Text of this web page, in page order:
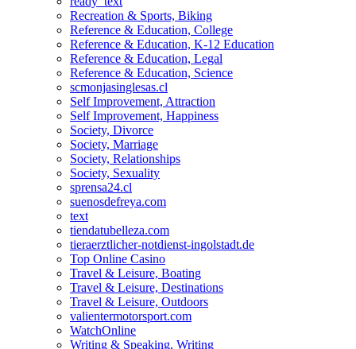
Recreation & Sports, Biking
Reference & Education, College
Reference & Education, K-12 Education
Reference & Education, Legal
Reference & Education, Science
scmonjasinglesas.cl
Self Improvement, Attraction
Self Improvement, Happiness
Society, Divorce
Society, Marriage
Society, Relationships
Society, Sexuality
sprensa24.cl
suenosdefreya.com
text
tiendatubelleza.com
tieraerztlicher-notdienst-ingolstadt.de
Top Online Casino
Travel & Leisure, Boating
Travel & Leisure, Destinations
Travel & Leisure, Outdoors
valientermotorsport.com
WatchOnline
Writing & Speaking, Writing